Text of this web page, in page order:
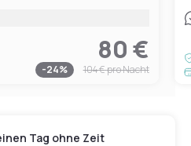
80 €
-24% 104 €pro Nacht
Tag ohne Zeit